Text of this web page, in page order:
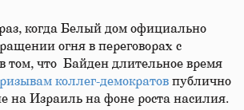
когда Белый дом официально
огня в переговорах с
том, что Байден длительное время
коллег-демократов публично
на Израиль на фоне роста насилия.